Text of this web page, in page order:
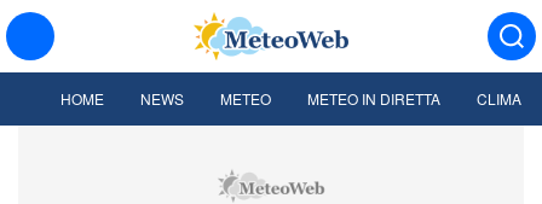
HOME NEWS METEO METEO IN DIRETTA CLIMA